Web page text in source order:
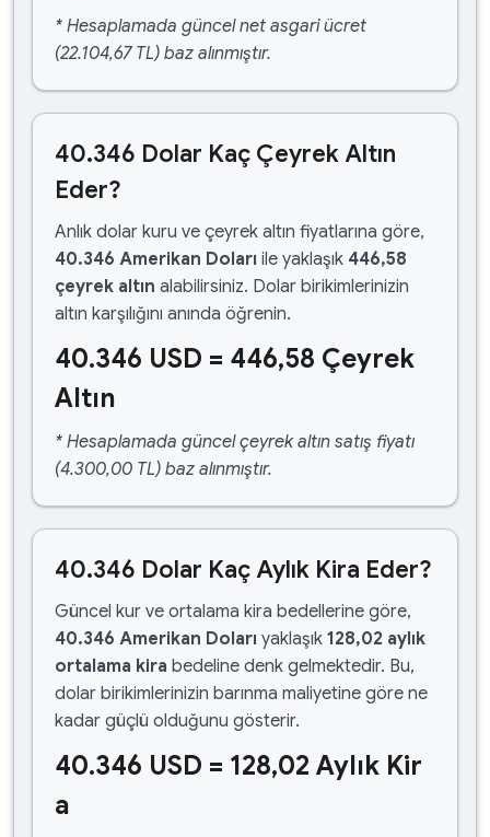
* Hesaplamada güncel net asgari ücret
(22.104,67 TL) baz alınmıştır.
40.346 Dolar Kaç Çeyrek Altın
Eder?
Anlık dolar kuru ve çeyrek altın fiyatlarına göre,
40.346 Amerikan Doları ile yaklaşık 446,58
çeyrek altın alabilirsiniz. Dolar birikimlerinizin
altın karşılığını anında öğrenin.
40.346 USD = 446,58 Çeyrek
Altın
* Hesaplamada güncel çeyrek altın satış fiyatı
(4.300,00 TL) baz alınmıştır.
40.346 Dolar Kaç Aylık Kira Eder?
Güncel kur ve ortalama kira bedellerine göre,
40.346 Amerikan Doları yaklaşık 128,02 aylık
ortalama kira bedeline denk gelmektedir. Bu,
dolar birikimlerinizin barınma maliyetine göre ne
kadar güçlü olduğunu gösterir.
40.346 USD = 128,02 Aylık Kir
a